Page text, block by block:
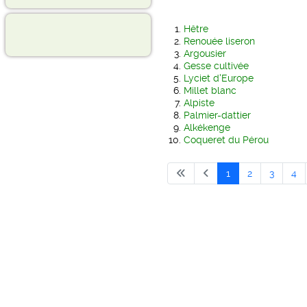
Hêtre
Renouée liseron
Argousier
Gesse cultivée
Lyciet d'Europe
Millet blanc
Alpiste
Palmier-dattier
Alkékenge
Coqueret du Pérou
1 2 3 4